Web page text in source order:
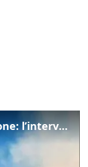
Incendio tra Duino e Monfalcone: l’intervento dei vigili del fuoco